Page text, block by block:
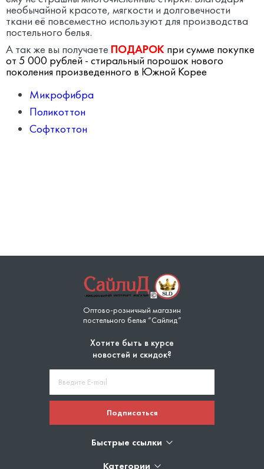
необычайной красоте, мягкости и долговечности
ткани её повсеместно используют для производства
постельного белья.
А так же вы получаете ПОДАРОК при сумме покупке
от 5 000 рублей - стиральный порошок нового
поколения произведенного в Южной Корее
Микрофибра
Поликоттон
Софткоттон
Оптово-розничный магазин
постельного белья “Сайлид”
Хотите быть в курсе
новостей и скидок?
Подписаться
Быстрые ссылки
Категории